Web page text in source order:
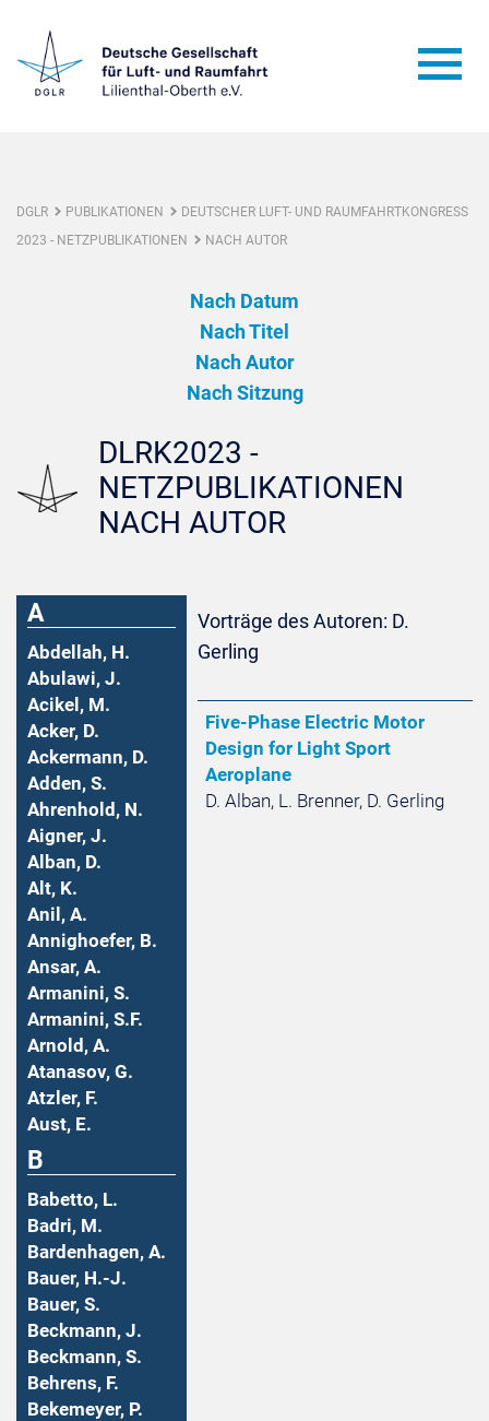
DGLR PUBLIKATIONEN
DEUTSCHER LUFT- UND RAUMFAHRTKONGRESS
2023 - NETZPUBLIKATIONEN
NACH AUTOR
Nach Datum
Nach Titel
Nach Autor
Nach Sitzung
DLRK2023 -
NETZPUBLIKATIONEN
NACH AUTOR
A
Abdellah, H.
Abulawi, J.
Acikel, M.
Acker, D.
Ackermann, D.
Adden, S.
Ahrenhold, N.
Aigner, J.
Alban, D.
Alt, K.
Anil, A.
Annighoefer, B.
Ansar, A.
Armanini, S.
Armanini, S.F.
Arnold, A.
Atanasov, G.
Atzler, F.
Aust, E.
B
Babetto, L.
Badri, M.
Bardenhagen, A.
Bauer, H.-J.
Bauer, S.
Beckmann, J.
Beckmann, S.
Behrens, F.
Bekemeyer, P.
Vorträge des Autoren: D.
Gerling
Five-Phase Electric Motor
Design for Light Sport
Aeroplane
D. Alban, L. Brenner, D. Gerling